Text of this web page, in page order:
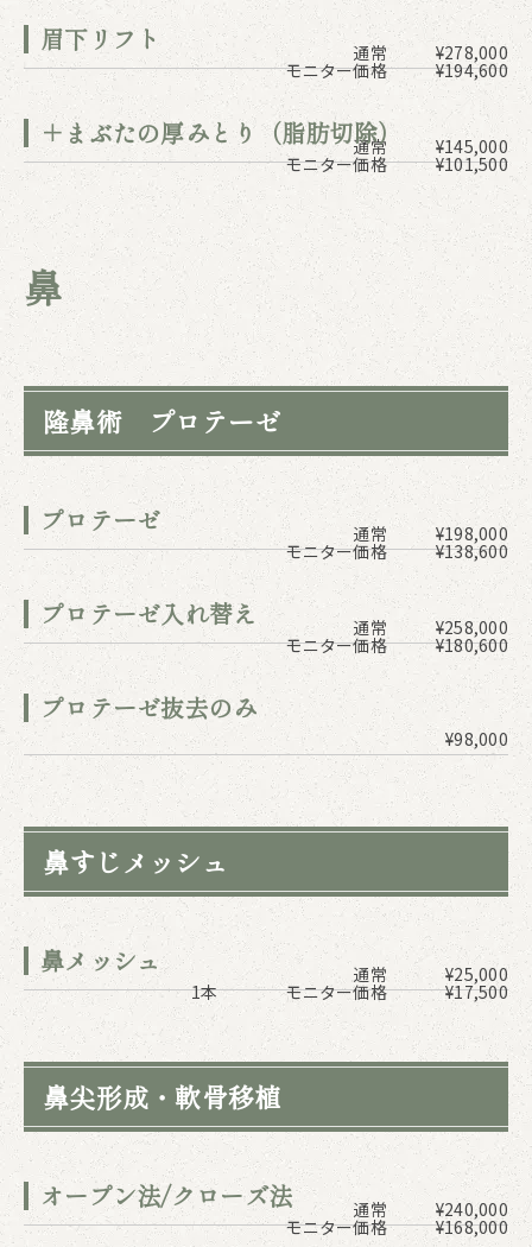
眉下リフト
モニター価格 ¥194,600
通常 ¥278,000
＋まぶたの厚みとり（脂肪切除）
モニター価格 ¥101,500
通常 ¥145,000
鼻
隆鼻術 プロテーゼ
プロテーゼ
モニター価格 ¥138,600
通常 ¥198,000
プロテーゼ入れ替え
モニター価格 ¥180,600
通常 ¥258,000
プロテーゼ抜去のみ
¥98,000
鼻すじメッシュ
鼻メッシュ
1本 モニター価格 ¥17,500
通常 ¥25,000
鼻尖形成・軟骨移植
オープン法/クローズ法
モニター価格 ¥168,000
通常 ¥240,000